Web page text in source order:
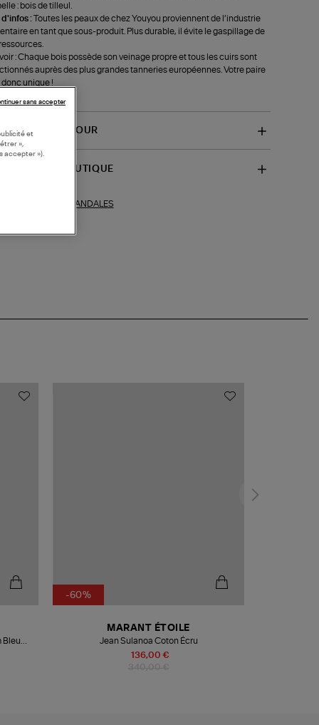
: bois de tilleul.
d'infos :Toutes les peaux de chez Youyou proviennent de l’industrie
en tant que sous-produit. Plus durable, il évite le gaspillage de
: Chaque bois possède son veinage propre et tous les cuirs sont
auprès des plus grandes tanneries européennes. Votre paire
donc unique !
ET RETOUR
BOUTIQUE
SANDALES
Bleu
-60%
136,00 €
MARANT ÉTOILE
Jean Sulanoa Coton Écru
et
»,
accepter »).
sans accepter